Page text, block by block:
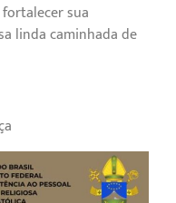
sua
linda caminhada de